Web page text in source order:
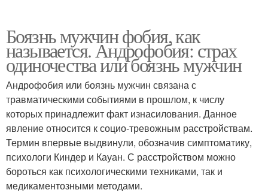
Боязнь мужчин фобия, как
называется. Андрофобия: страх
одиночества или боязнь мужчин
Андрофобия или боязнь мужчин связана с
травматическими событиями в прошлом, к числу
которых принадлежит факт изнасилования. Данное
явление относится к социо-тревожным расстройствам.
Термин впервые выдвинули, обозначив симптоматику,
психологи Киндер и Кауан. С расстройством можно
бороться как психологическими техниками, так и
медикаментозными методами.